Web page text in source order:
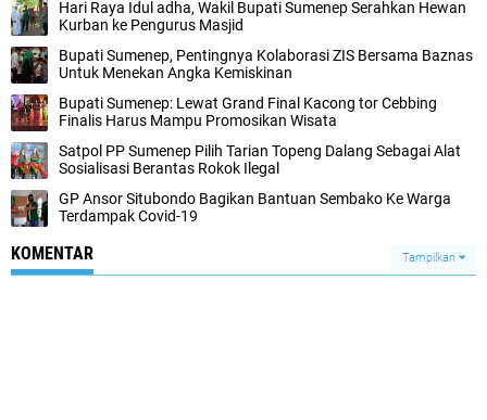
Hari Raya Idul adha, Wakil Bupati Sumenep Serahkan Hewan
Kurban ke Pengurus Masjid
Bupati Sumenep, Pentingnya Kolaborasi ZIS Bersama Baznas
Untuk Menekan Angka Kemiskinan
Bupati Sumenep: Lewat Grand Final Kacong tor Cebbing
Finalis Harus Mampu Promosikan Wisata
Satpol PP Sumenep Pilih Tarian Topeng Dalang Sebagai Alat
Sosialisasi Berantas Rokok Ilegal
GP Ansor Situbondo Bagikan Bantuan Sembako Ke Warga
Terdampak Covid-19
KOMENTAR Tampilkan